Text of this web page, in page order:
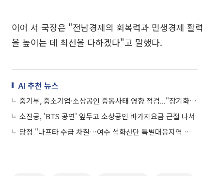
이어 서 국장은 "전남경제의 회복력과 민생경제 활력
을 높이는 데 최선을 다하겠다"고 말했다.
AI 추천 뉴스
중기부, 중소기업·소상공인 중동사태 영향 점검..."장기화 대비 총력"
소진공, 'BTS 공연' 앞두고 소상공인 바가지요금 근절 나서
당정 "나프타 수급 차질…여수 석화산단 특별대응지역 격상 검토”